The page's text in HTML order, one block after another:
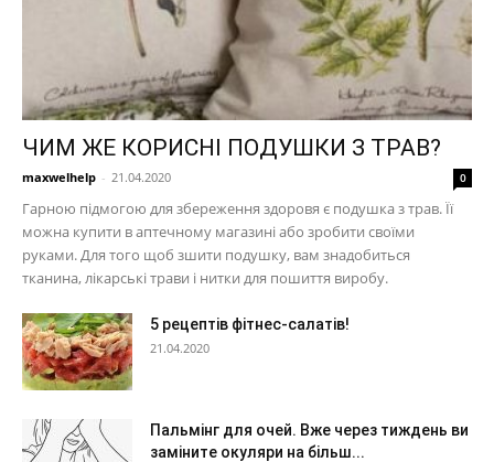
ЧИМ ЖЕ КОРИСНІ ПОДУШКИ З ТРАВ?
maxwelhelp - 21.04.2020 0
Гарною підмогою для збереження здоровя є подушка з трав. Її
можна купити в аптечному магазині або зробити своїми
руками. Для того щоб зшити подушку, вам знадобиться
тканина, лікарські трави і нитки для пошиття виробу.
5 рецептів фітнес-салатів!
21.04.2020
Пальмінг для очей. Вже через тиждень ви
заміните окуляри на більш...